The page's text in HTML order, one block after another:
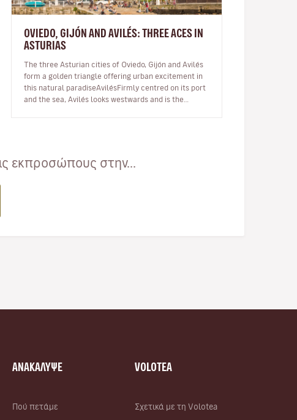
OVIEDO, GIJÓN AND AVILÉS: THREE ACES IN
ASTURIAS
The three Asturian cities of Oviedo, Gijón and Avilés
form a golden triangle offering urban excitement in
this natural paradiseAvilésFirmly centred on its port
and the sea, Avilés looks westwards and is the
εκπροσώπους στην...
ΑΝΑΚΑΛΥΨΕ
Πού πετάμε
VOLOTEA
Σχετικά με τη Volotea